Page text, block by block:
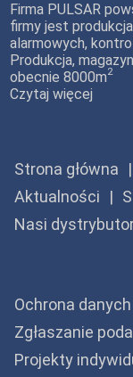
Firma PULSAR
firmy jest
alarmowych,
Produkcja,
obecnie 8000m2
Czytaj więcej
Strona główna
Aktualności
Nasi
Ochrona
Zgłaszanie
Projekty